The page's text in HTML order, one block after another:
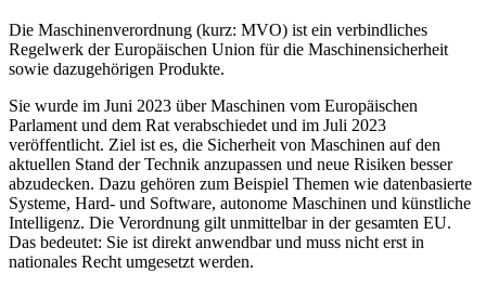
Die Maschinenverordnung (kurz: MVO) ist ein verbindliches
Regelwerk der Europäischen Union für die Maschinensicherheit
sowie dazugehörigen Produkte.
Sie wurde im Juni 2023 über Maschinen vom Europäischen
Parlament und dem Rat verabschiedet und im Juli 2023
veröffentlicht. Ziel ist es, die Sicherheit von Maschinen auf den
aktuellen Stand der Technik anzupassen und neue Risiken besser
abzudecken. Dazu gehören zum Beispiel Themen wie datenbasierte
Systeme, Hard- und Software, autonome Maschinen und künstliche
Intelligenz. Die Verordnung gilt unmittelbar in der gesamten EU.
Das bedeutet: Sie ist direkt anwendbar und muss nicht erst in
nationales Recht umgesetzt werden.